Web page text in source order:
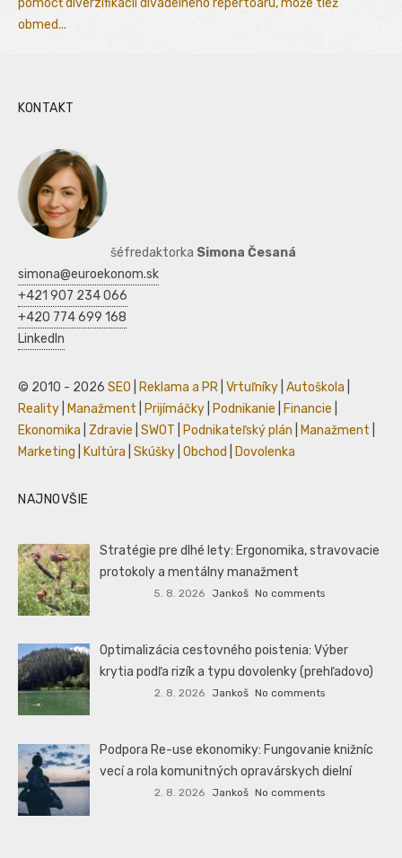
pomôcť diverzifikácii divadelného repertoáru, môže tiež
obmed...
KONTAKT
šéfredaktorka Simona Česaná
simona@euroekonom.sk
+421 907 234 066
+420 774 699 168
LinkedIn
© 2010 - 2026 SEO Reklama a PR Vrtuľníky Autoškola
Reality
Manažment Prijímáčky Podnikanie Financie
Ekonomika
Zdravie SWOT Podnikateľský plán Manažment
Marketing
Kultúra Skúšky Obchod Dovolenka
NAJNOVŠIE
Stratégie pre dlhé lety: Ergonomika, stravovacie
protokoly a mentálny manažment
5. 8. 2026 Jankoš No comments
Optimalizácia cestovného poistenia: Výber
krytia podľa rizík a typu dovolenky (prehľadovo)
2. 8. 2026 Jankoš No comments
Podpora Re-use ekonomiky: Fungovanie knižníc
vecí a rola komunitných opravárskych dielní
2. 8. 2026 Jankoš No comments